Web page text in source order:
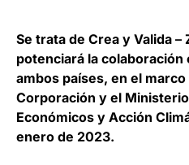
Se trata de Crea y Valida
potenciará la
ambos países, en el
Corporación y el
Económicos y Acción
enero de 2023.